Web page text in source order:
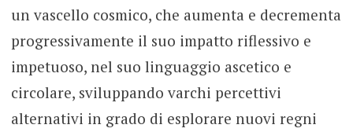
un vascello cosmico, che aumenta e decrementa
progressivamente il suo impatto riflessivo e
impetuoso, nel suo linguaggio ascetico e
circolare, sviluppando varchi percettivi
alternativi in grado di esplorare nuovi regni